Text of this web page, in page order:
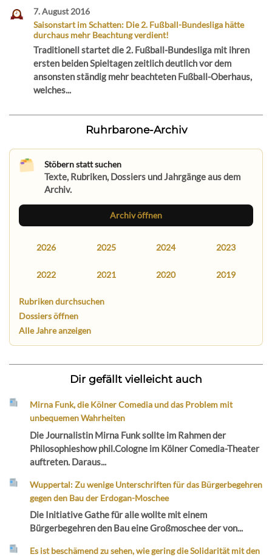
7. August 2016
Saisonstart im Schatten: Die 2. Fußball-Bundesliga hätte
durchaus mehr Beachtung verdient!
Traditionell startet die 2. Fußball-Bundesliga mit ihren
ersten beiden Spieltagen zeitlich deutlich vor dem
ansonsten ständig mehr beachteten Fußball-Oberhaus,
welches...
Ruhrbarone-Archiv
Stöbern statt suchen
Texte, Rubriken, Dossiers und Jahrgänge aus dem
Archiv.
Archiv öffnen
2026 2025 2024 2023
2022 2021 2020 2019
Rubriken durchsuchen
Dossiers öffnen
Alle Jahre anzeigen
Dir gefällt vielleicht auch
Mirna Funk, die Kölner Comedia und das Problem mit
unbequemen Wahrheiten
Die Journalistin Mirna Funk sollte im Rahmen der
Philosophieshow phil.Cologne im Kölner Comedia-Theater
auftreten. Daraus...
Wuppertal: Zu wenige Unterschriften für das Bürgerbegehren
gegen den Bau der Erdogan-Moschee
Die Initiative Gathe für alle wollte mit einem
Bürgerbegehren den Bau eine Großmoschee der von...
Es ist beschämend zu sehen, wie gering die Solidarität mit den